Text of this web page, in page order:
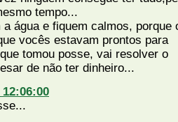
tempo...
a água e fiquem calmos, porque
vocês estavam prontos para
tomou posse, vai resolver o
de não ter dinheiro...
12:06:00